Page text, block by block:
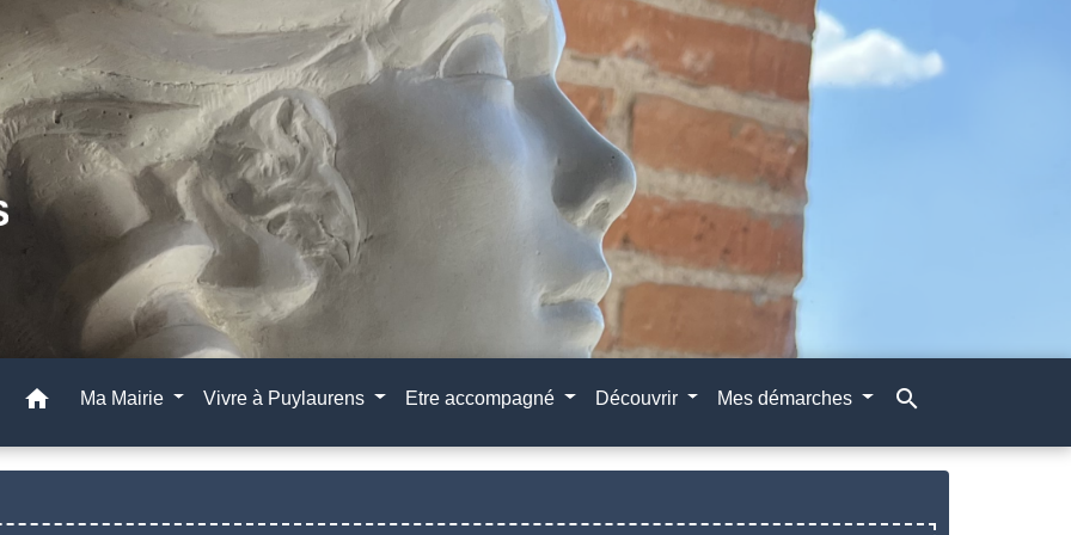
home Ma Mairie Vivre à Puylaurens Etre accompagné Découvrir Mes démarches search